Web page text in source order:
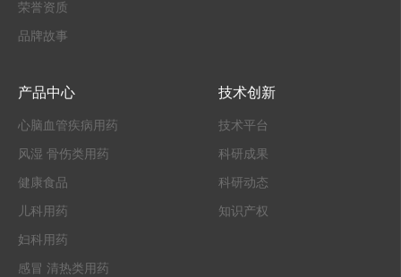
荣誉资质
品牌故事
产品中心
心脑血管疾病用药
风湿 骨伤类用药
健康食品
儿科用药
妇科用药
感冒 清热类用药
技术创新
技术平台
科研成果
科研动态
知识产权